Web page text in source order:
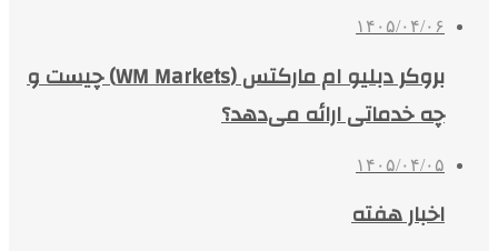
۱۴۰۵/۰۴/۰۶
بروکر دبلیو ام مارکتس (WM Markets) چیست و
چه خدماتی ارائه می‌دهد؟
۱۴۰۵/۰۴/۰۵
اخبار هفته